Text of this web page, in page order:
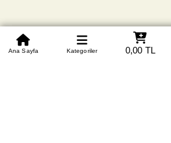
0850 305 09 70
Beden Tablosu Banka Hesapları
Ana Sayfa Kategoriler 0,00 TL